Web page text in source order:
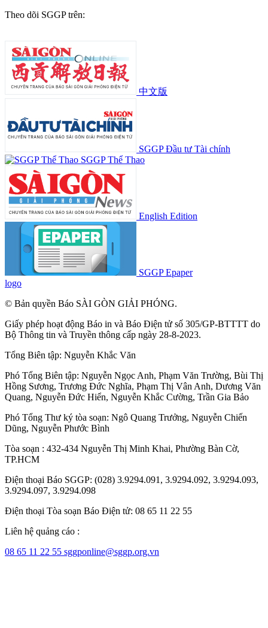
Theo dõi SGGP trên:
中文版
SGGP Đầu tư Tài chính
SGGP Thể Thao
English Edition
SGGP Epaper
logo
© Bản quyền Báo SÀI GÒN GIẢI PHÓNG.
Giấy phép hoạt động Báo in và Báo Điện tử số 305/GP-BTTTT do
Bộ Thông tin và Truyền thông cấp ngày 28-8-2023.
Tổng Biên tập: Nguyễn Khắc Văn
Phó Tổng Biên tập: Nguyễn Ngọc Anh, Phạm Văn Trường, Bùi Thị
Hồng Sương, Trương Đức Nghĩa, Phạm Thị Vân Anh, Dương Văn
Quang, Nguyễn Đức Hiển, Nguyễn Khắc Cường, Trần Gia Bảo
Phó Tổng Thư ký tòa soạn: Ngô Quang Trưởng, Nguyễn Chiến
Dũng, Nguyễn Phước Bình
Tòa soạn : 432-434 Nguyễn Thị Minh Khai, Phường Bàn Cờ,
TP.HCM
Điện thoại Báo SGGP: (028) 3.9294.091, 3.9294.092, 3.9294.093,
3.9294.097, 3.9294.098
Điện thoại Tòa soạn Báo Điện tử: 08 65 11 22 55
Liên hệ quảng cáo :
08 65 11 22 55 sggponline@sggp.org.vn